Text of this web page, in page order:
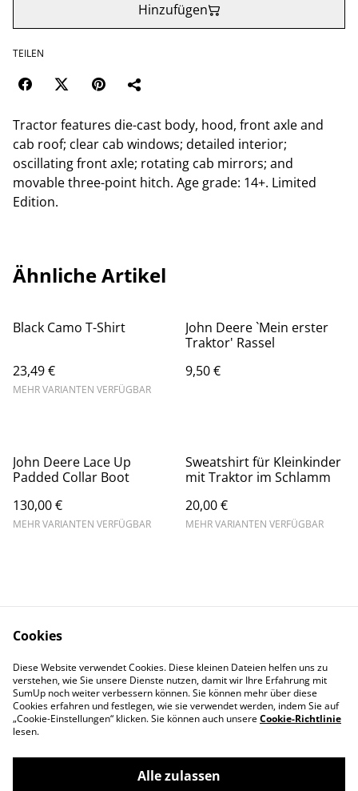
Hinzufügen
TEILEN
Tractor features die-cast body, hood, front axle and
cab roof; clear cab windows; detailed interior;
oscillating front axle; rotating cab mirrors; and
movable three-point hitch. Age grade: 14+. Limited
Edition.
Ähnliche Artikel
Black Camo T-Shirt
23,49 €
MEHR VARIANTEN VERFÜGBAR
John Deere `Mein erster
Traktor' Rassel
9,50 €
John Deere Lace Up
Padded Collar Boot
130,00 €
MEHR VARIANTEN VERFÜGBAR
Sweatshirt für Kleinkinder
mit Traktor im Schlamm
20,00 €
MEHR VARIANTEN VERFÜGBAR
Bestimmungen
Datenschutzbestimm
ungen von SumUp
Cookie-Richtlinie
Cookies
Diese Website verwendet Cookies. Diese kleinen Dateien helfen uns zu
verstehen, wie Sie unsere Dienste nutzen, damit wir Ihre Erfahrung mit
SumUp noch weiter verbessern können. Sie können mehr über diese
Cookies erfahren und festlegen, wie sie verwendet werden, indem Sie auf
„Cookie-Einstellungen“ klicken. Sie können auch unsereCookie-Richtlinie
lesen.
Alle zulassen